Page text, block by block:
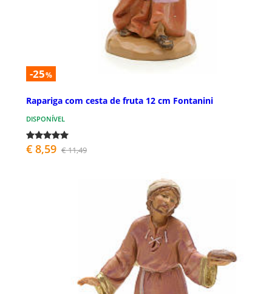
-25%
Rapariga com cesta de fruta 12 cm Fontanini
DISPONÍVEL
€ 8,59 € 11,49